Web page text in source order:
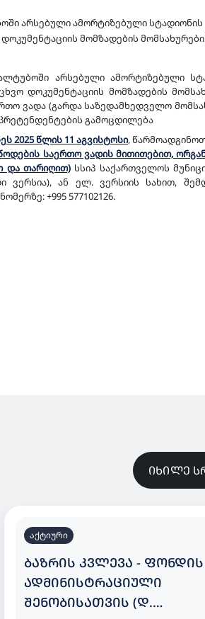
არსებული ამორტიზებული სტადიონის
მომზადების
არსებული ამორტიზებული
დოკუმენტაციის მომზადების
ვადა (გარდა საზედამხედველო
გამოცდილება
2025 წლის 11 აგვისტოსი,
საერთო ვადის მითითებით,
და თარიღით) სსიპ საქართველოს
ვერსია), ან ელ. ვერსიის სახით,
+995 577102126.
ᲘᲮᲘᲚᲔ
აქტიური
ᲑᲐᲖᲠᲘᲡ ᲙᲕᲚᲔᲕᲐ - ᲤᲝᲜᲓᲘᲡ
ᲐᲓᲛᲘᲜᲘᲡᲢᲠᲐᲪᲘᲣᲚᲘ
ᲨᲔᲜᲝᲑᲘᲡᲐᲗᲕᲘᲡ (Დ.